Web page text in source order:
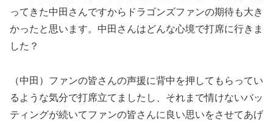
ってきた中田さんですからドラゴンズファンの期待も大き
かったと思います。中田さんはどんな心境で打席に行きま
した？
（中田）ファンの皆さんの声援に背中を押してもらってい
るような気分で打席立てましたし、それまで情けないバッ
ティングが続いてファンの皆さんに良い思いをさせてあげ